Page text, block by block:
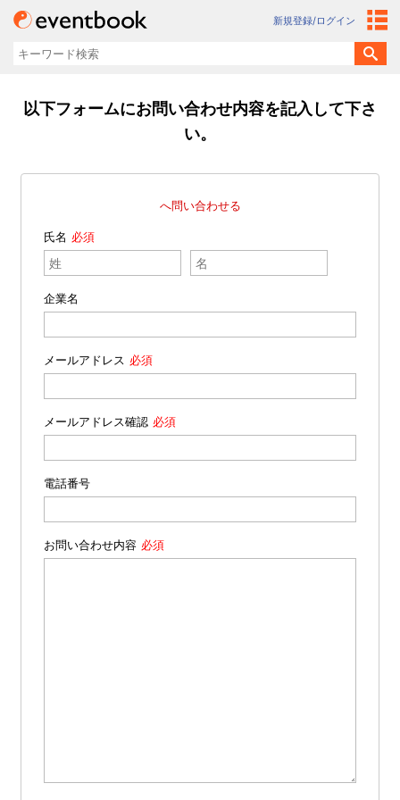
新規登録/ログイン
以下フォームにお問い合わせ内容を記入して下さ
い。
へ問い合わせる
氏名
企業名
メールアドレス
メールアドレス確認
電話番号
お問い合わせ内容